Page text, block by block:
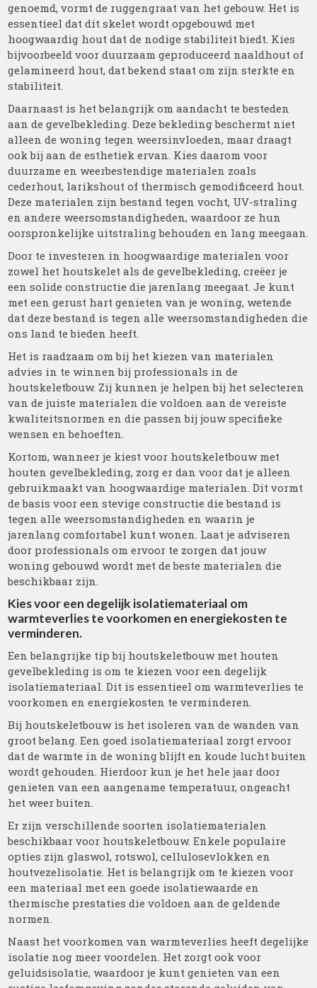
genoemd, vormt de ruggengraat van het gebouw. Het is
essentieel dat dit skelet wordt opgebouwd met
hoogwaardig hout dat de nodige stabiliteit biedt. Kies
bijvoorbeeld voor duurzaam geproduceerd naaldhout of
gelamineerd hout, dat bekend staat om zijn sterkte en
stabiliteit.
Daarnaast is het belangrijk om aandacht te besteden
aan de gevelbekleding. Deze bekleding beschermt niet
alleen de woning tegen weersinvloeden, maar draagt
ook bij aan de esthetiek ervan. Kies daarom voor
duurzame en weerbestendige materialen zoals
cederhout, larikshout of thermisch gemodificeerd hout.
Deze materialen zijn bestand tegen vocht, UV-straling
en andere weersomstandigheden, waardoor ze hun
oorspronkelijke uitstraling behouden en lang meegaan.
Door te investeren in hoogwaardige materialen voor
zowel het houtskelet als de gevelbekleding, creëer je
een solide constructie die jarenlang meegaat. Je kunt
met een gerust hart genieten van je woning, wetende
dat deze bestand is tegen alle weersomstandigheden die
ons land te bieden heeft.
Het is raadzaam om bij het kiezen van materialen
advies in te winnen bij professionals in de
houtskeletbouw. Zij kunnen je helpen bij het selecteren
van de juiste materialen die voldoen aan de vereiste
kwaliteitsnormen en die passen bij jouw specifieke
wensen en behoeften.
Kortom, wanneer je kiest voor houtskeletbouw met
houten gevelbekleding, zorg er dan voor dat je alleen
gebruikmaakt van hoogwaardige materialen. Dit vormt
de basis voor een stevige constructie die bestand is
tegen alle weersomstandigheden en waarin je
jarenlang comfortabel kunt wonen. Laat je adviseren
door professionals om ervoor te zorgen dat jouw
woning gebouwd wordt met de beste materialen die
beschikbaar zijn.
Kies voor een degelijk isolatiemateriaal om
warmteverlies te voorkomen en energiekosten te
verminderen.
Een belangrijke tip bij houtskeletbouw met houten
gevelbekleding is om te kiezen voor een degelijk
isolatiemateriaal. Dit is essentieel om warmteverlies te
voorkomen en energiekosten te verminderen.
Bij houtskeletbouw is het isoleren van de wanden van
groot belang. Een goed isolatiemateriaal zorgt ervoor
dat de warmte in de woning blijft en koude lucht buiten
wordt gehouden. Hierdoor kun je het hele jaar door
genieten van een aangename temperatuur, ongeacht
het weer buiten.
Er zijn verschillende soorten isolatiematerialen
beschikbaar voor houtskeletbouw. Enkele populaire
opties zijn glaswol, rotswol, cellulosevlokken en
houtvezelisolatie. Het is belangrijk om te kiezen voor
een materiaal met een goede isolatiewaarde en
thermische prestaties die voldoen aan de geldende
normen.
Naast het voorkomen van warmteverlies heeft degelijke
isolatie nog meer voordelen. Het zorgt ook voor
geluidsisolatie, waardoor je kunt genieten van een